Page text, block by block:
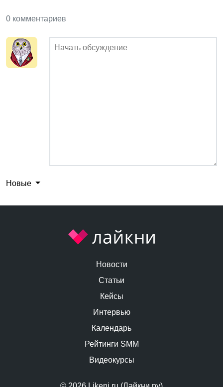
0 комментариев
Новые
Новости
Статьи
Кейсы
Интервью
Календарь
Рейтинги SMM
Видеокурсы